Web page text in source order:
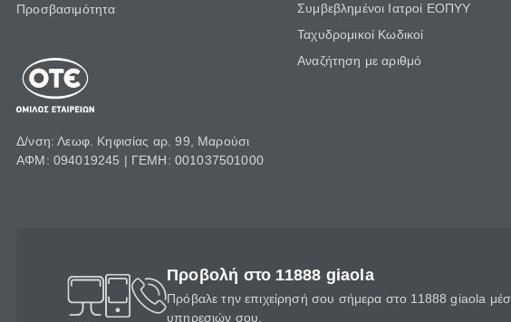
Προσβασιμότητα
Δ/νση: Λεωφ. Κηφισίας αρ. 99, Μαρούσι
ΑΦΜ: 094019245 | ΓΕΜΗ: 001037501000
Συμβεβλημένοι Ιατροί ΕΟΠΥΥ
Ταχυδρομικοί Κωδικοί
Αναζήτηση με αριθμό
Προβολή στο 11888 giaola
Πρόβαλε την επιχείρησή σου σήμερα στο 11888 giaola
υπηρεσιών σου.